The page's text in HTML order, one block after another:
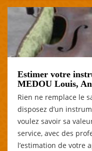
Estimer votre
MEDOU Louis,
Rien ne remplace le
disposez d’un
voulez savoir sa
service, avec des
l’estimation de votre